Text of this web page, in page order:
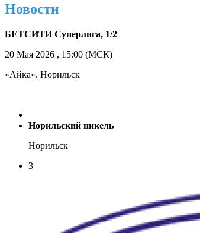
Новости
БЕТСИТИ Суперлига, 1/2
20 Мая 2026 , 15:00 (МСК)
«Айка». Норильск
Норильский никель
Норильск
3